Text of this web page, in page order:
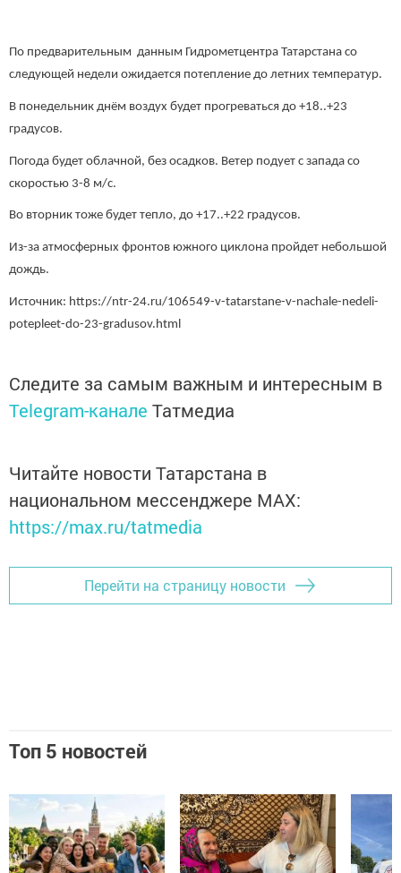
По предварительным данным Гидрометцентра Татарстана со
следующей недели ожидается потепление до летних температур.
В понедельник днём воздух будет прогреваться до +18..+23
градусов.
Погода будет облачной, без осадков. Ветер подует с запада со
скоростью 3-8 м/с.
Во вторник тоже будет тепло, до +17..+22 градусов.
Из-за атмосферных фронтов южного циклона пройдет небольшой
дождь.
Источник: https://ntr-24.ru/106549-v-tatarstane-v-nachale-nedeli-
potepleet-do-23-gradusov.html
Следите за самым важным и интересным в
Telegram-канале Татмедиа
Читайте новости Татарстана в
национальном мессенджере MАХ:
https://max.ru/tatmedia
Перейти на страницу новости
Топ 5 новостей